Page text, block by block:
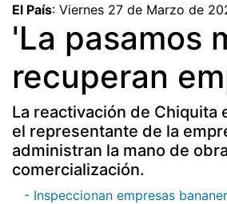
El País: Viernes 27 de Marzo de
'La pasamos
recuperan
La reactivación de Chiquita
el representante de la
administran la mano de
comercialización.
- Inspeccionan empresas